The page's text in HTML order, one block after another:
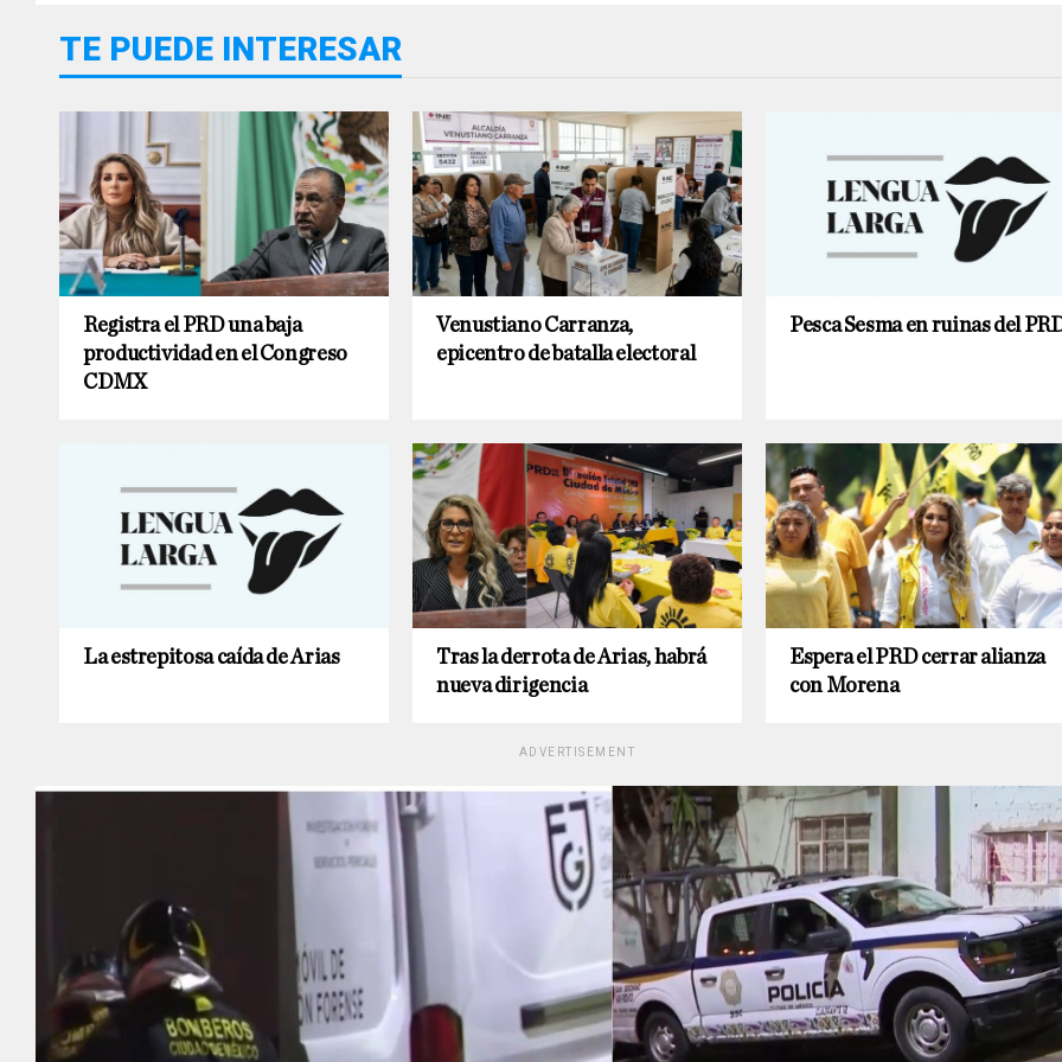
TE PUEDE INTERESAR
Registra el PRD una baja
productividad en el Congreso
CDMX
Venustiano Carranza,
epicentro de batalla electoral
Pesca Sesma en ruinas del
La estrepitosa caída de Arias
Tras la derrota de Arias, habrá
nueva dirigencia
Espera el PRD cerrar alianza
con Morena
ADVERTISEMENT